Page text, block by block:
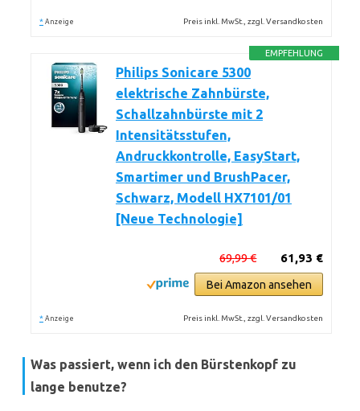
* Anzeige Preis inkl. MwSt., zzgl. Versandkosten
EMPFEHLUNG
Philips Sonicare 5300
elektrische Zahnbürste,
Schallzahnbürste mit 2
Intensitätsstufen,
Andruckkontrolle, EasyStart,
Smartimer und BrushPacer,
Schwarz, Modell HX7101/01
[Neue Technologie]
61,93 €
69,99 €
Bei Amazon ansehen
* Anzeige Preis inkl. MwSt., zzgl. Versandkosten
Was passiert, wenn ich den Bürstenkopf zu
lange benutze?